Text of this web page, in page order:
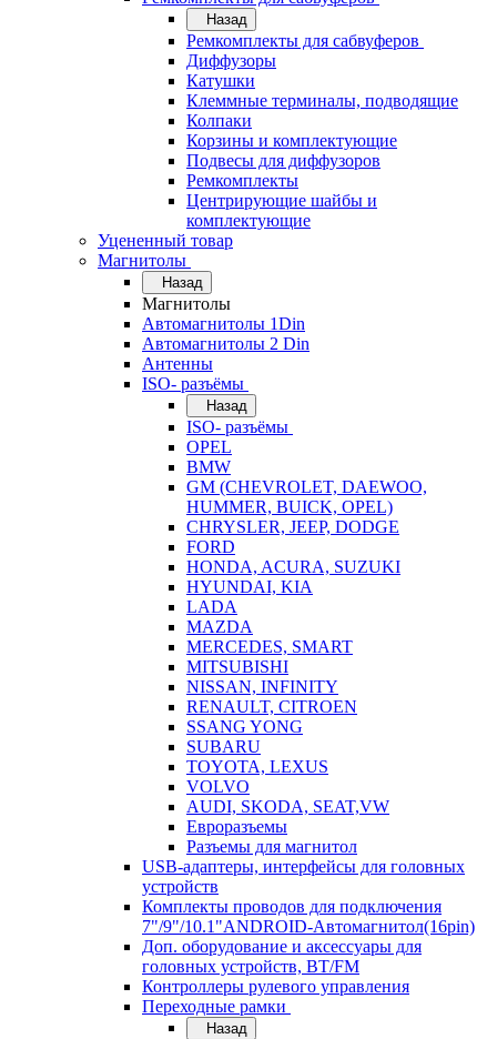
Назад
Ремкомплекты для сабвуферов
Диффузоры
Катушки
Клеммные терминалы, подводящие
Колпаки
Корзины и комплектующие
Подвесы для диффузоров
Ремкомплекты
Центрирующие шайбы и
комплектующие
Уцененный товар
Магнитолы
Назад
Магнитолы
Автомагнитолы 1Din
Автомагнитолы 2 Din
Антенны
ISO- разъёмы
Назад
ISO- разъёмы
OPEL
BMW
GM (CHEVROLET, DAEWOO,
HUMMER, BUICK, OPEL)
CHRYSLER, JEEP, DODGE
FORD
HONDA, ACURA, SUZUKI
HYUNDAI, KIA
LADA
MAZDA
MERCEDES, SMART
MITSUBISHI
NISSAN, INFINITY
RENAULT, CITROEN
SSANG YONG
SUBARU
TOYOTA, LEXUS
VOLVO
AUDI, SKODA, SEAT,VW
Евроразъемы
Разъемы для магнитол
USB-адаптеры, интерфейсы для головных
устройств
Комплекты проводов для подключения
7"/9"/10.1"ANDROID-Автомагнитол(16pin)
Доп. оборудование и аксессуары для
головных устройств, BT/FM
Контроллеры рулевого управления
Переходные рамки
Назад